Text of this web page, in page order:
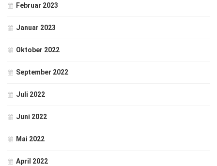
Februar 2023
Januar 2023
Oktober 2022
September 2022
Juli 2022
Juni 2022
Mai 2022
April 2022